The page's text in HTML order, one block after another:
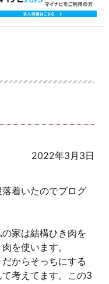
2022年3月3日
着いたのでブログ
家は結構ひき肉を
を使います。
からそっちにする
考えてます。この3